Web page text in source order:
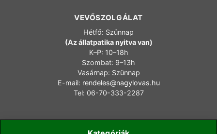
VEVŐSZOLGÁLAT
Hétfő: Szünnap
(Az állatpatika nyitva van)
K–P: 10–18h
Szombat: 9–13h
Vasárnap: Szünnap
E-mail: rendeles@nagylovas.hu
Tel: 06-70-333-2287